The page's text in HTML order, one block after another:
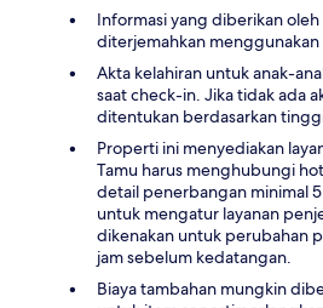
Informasi yang diberikan
diterjemahkan
Akta kelahiran untuk anak-
saat check-in. Jika tidak ada
ditentukan berdasarkan
Properti ini menyediakan
Tamu harus menghubungi
detail penerbangan minimal
untuk mengatur layanan
dikenakan untuk perubahan
jam sebelum kedatangan.
Biaya tambahan mungkin